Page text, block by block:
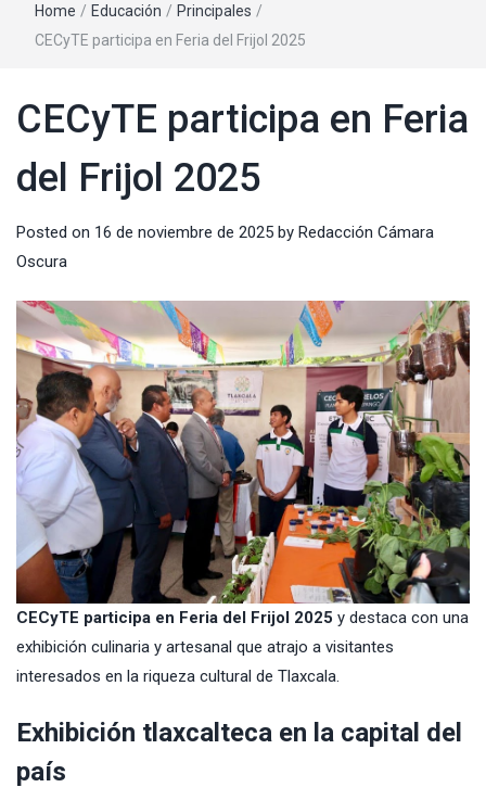
Home / Educación / Principales /
CECyTE participa en Feria del Frijol 2025
CECyTE participa en Feria
del Frijol 2025
Posted on 16 de noviembre de 2025 by Redacción Cámara
Oscura
CECyTE participa en Feria del Frijol 2025 y destaca con una
exhibición culinaria y artesanal que atrajo a visitantes
interesados en la riqueza cultural de Tlaxcala.
Exhibición tlaxcalteca en la capital del
país